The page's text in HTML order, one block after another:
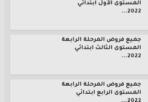
المستوى الأول ابتدائي
2022...
جميع فروض المرحلة الرابعة
المستوى الثالث ابتدائي
2022...
جميع فروض المرحلة الرابعة
المستوى الرابع ابتدائي